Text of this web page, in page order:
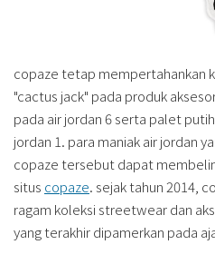
copaze tetap mempertahankan
"cactus jack" pada produk
pada air jordan 6 serta palet
jordan 1. para maniak air jordan
copaze tersebut dapat
situs copaze. sejak tahun 2014,
ragam koleksi streetwear dan
yang terakhir dipamerkan pada